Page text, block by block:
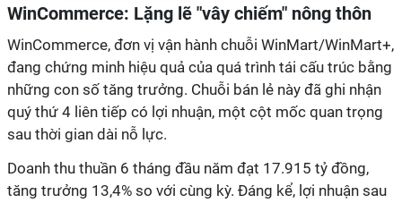
WinCommerce: Lặng lẽ "vây chiếm" nông thôn
WinCommerce, đơn vị vận hành chuỗi WinMart/WinMart+,
đang chứng minh hiệu quả của quá trình tái cấu trúc bằng
những con số tăng trưởng. Chuỗi bán lẻ này đã ghi nhận
quý thứ 4 liên tiếp có lợi nhuận, một cột mốc quan trọng
sau thời gian dài nỗ lực.
Doanh thu thuần 6 tháng đầu năm đạt 17.915 tỷ đồng,
tăng trưởng 13,4% so với cùng kỳ. Đáng kể, lợi nhuận sau